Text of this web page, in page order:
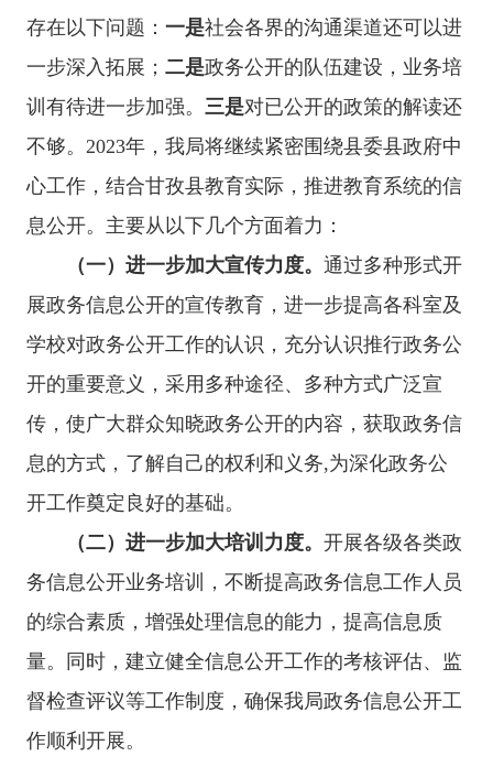
存在以下问题： 一是社会各界的沟通渠道还可以进
一步深入拓展； 二是政务公开的队伍建设，业务培
训有待进一步加强。 三是对已公开的政策的解读还
不够。 2023年，我局将继续紧密围绕县委县政府中
心工作，结合甘孜县教育实际，推进教育系统的信
息公开。主要从以下几个方面着力：
（一） 进一步加大宣传力度。 通过多种形式开
展政务信息公开的宣传教育，进一步提高各科室及
学校对政务公开工作的认识，充分认识推行政务公
开的重要意义，采用多种途径、多种方式广泛宣
传，使广大群众知晓政务公开的内容，获取政务信
息的方式，了解自己的权利和义务,为深化政务公
开工作奠定良好的基础。
（二） 进一步加大培训力度。 开展各级各类政
务信息公开业务培训，不断提高政务信息工作人员
的综合素质，增强处理信息的能力，提高信息质
量。同时，建立健全信息公开工作的考核评估、监
督检查评议等工作制度，确保我局政务信息公开工
作顺利开展。